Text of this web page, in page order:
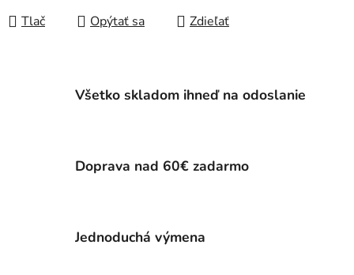
Tlač Opýtať sa Zdieľať
Všetko skladom ihneď na odoslanie
Doprava nad 60€ zadarmo
Jednoduchá výmena